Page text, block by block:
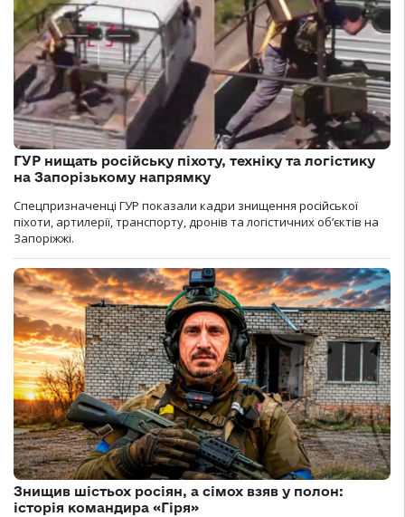
ГУР нищать російську піхоту, техніку та логістику
на Запорізькому напрямку
Спецпризначенці ГУР показали кадри знищення російської
піхоти, артилерії, транспорту, дронів та логістичних об’єктів на
Запоріжжі.
Знищив шістьох росіян, а сімох взяв у полон:
історія командира «Гіря»